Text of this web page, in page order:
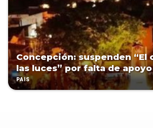
Concepción: suspenden “El
las luces” por falta de
PAÍS